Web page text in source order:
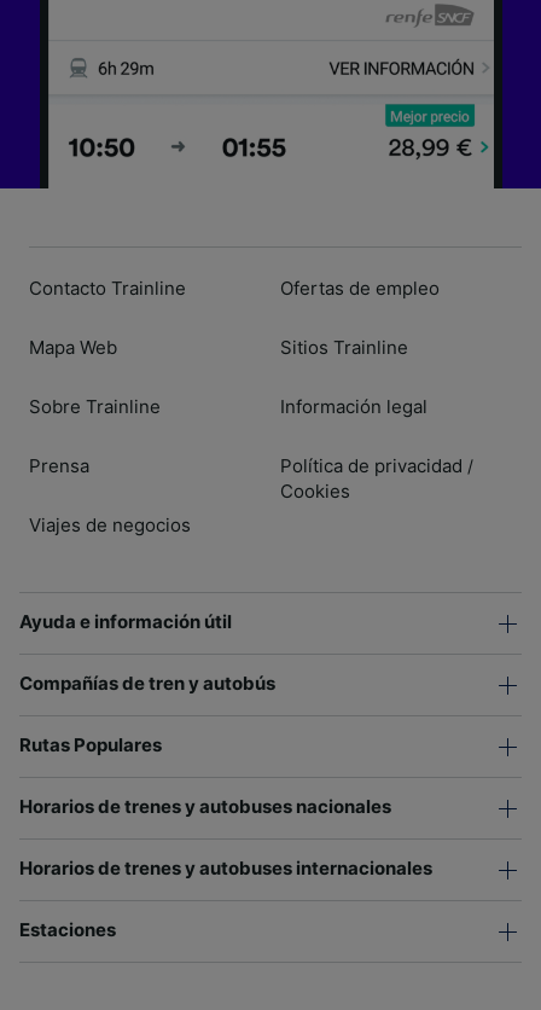
Contacto Trainline
Mapa Web
Sobre Trainline
Prensa
Viajes de negocios
Ofertas de empleo
Sitios Trainline
Información legal
Política de privacidad /
Cookies
Ayuda e información útil
Compañías de tren y autobús
Rutas Populares
Horarios de trenes y autobuses nacionales
Horarios de trenes y autobuses internacionales
Estaciones